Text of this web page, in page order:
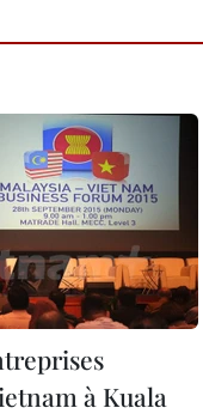
à Kuala